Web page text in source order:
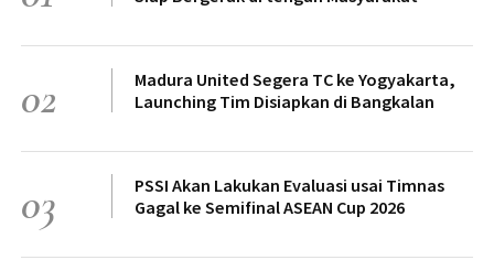
02
Madura United Segera TC ke Yogyakarta,
Launching Tim Disiapkan di Bangkalan
03
PSSI Akan Lakukan Evaluasi usai Timnas
Gagal ke Semifinal ASEAN Cup 2026